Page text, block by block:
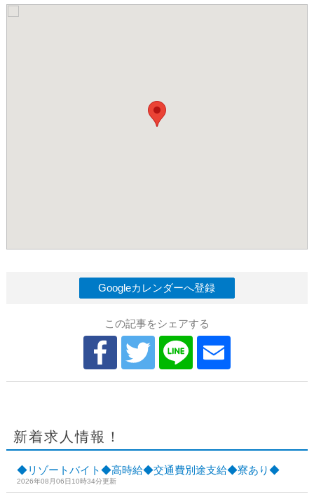
Googleカレンダーへ登録
この記事をシェアする
新着求人情報！
◆リゾートバイト◆高時給◆交通費別途支給◆寮あり◆
2026年08月06日10時34分更新